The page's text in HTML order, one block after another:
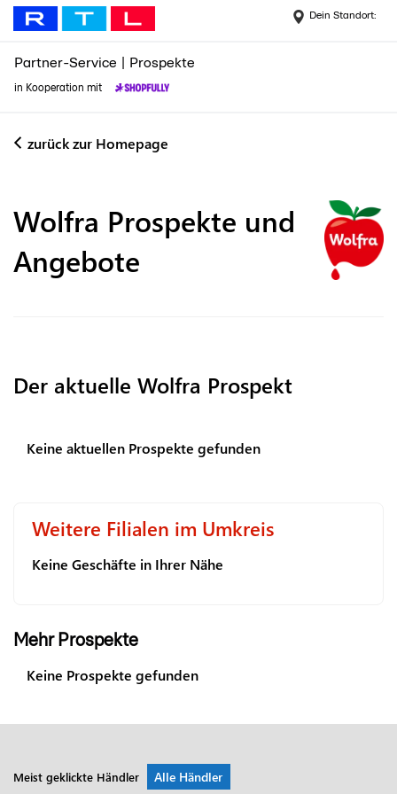
Dein Standort:
Partner-Service Prospekte
in Kooperation mit
zurück zur Homepage
Weitere Filialen im Umkreis
Keine Geschäfte in Ihrer Nähe
Wolfra Prospekte und
Angebote
Der aktuelle Wolfra Prospekt
Keine aktuellen Prospekte gefunden
Mehr Prospekte
Keine Prospekte gefunden
Meist geklickte Händler Alle Händler